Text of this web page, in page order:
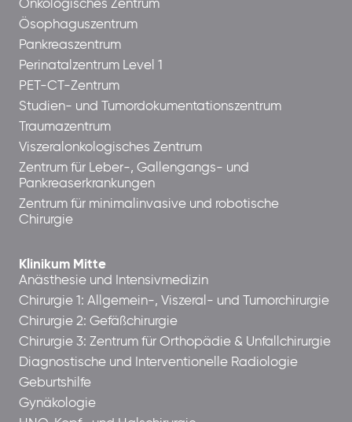
Onkologisches Zentrum
Ösophaguszentrum
Pankreaszentrum
Perinatalzentrum Level 1
PET-CT-Zentrum
Studien- und Tumordokumentationszentrum
Traumazentrum
Viszeralonkologisches Zentrum
Zentrum für Leber-, Gallengangs- und
Pankreaserkrankungen
Zentrum für minimalinvasive und robotische
Chirurgie
Klinikum Mitte
Anästhesie und Intensivmedizin
Chirurgie 1: Allgemein-, Viszeral- und Tumorchirurgie
Chirurgie 2: Gefäßchirurgie
Chirurgie 3: Zentrum für Orthopädie & Unfallchirurgie
Diagnostische und Interventionelle Radiologie
Geburtshilfe
Gynäkologie